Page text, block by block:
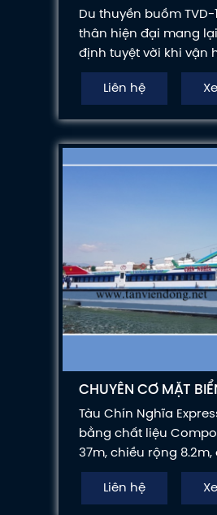
Du thuyền buồm TVD-
thân hiện đại mang
định tuyệt vời khi vận
trí rộng mang lại sự
cho khách hàng.
Liên hệ
CHUYÊN
Tàu Chín Nghĩa
bằng chất liệu
37m, chiều rộng 8.2m,
có sức chở lên đến
chuyến.Liên hệ